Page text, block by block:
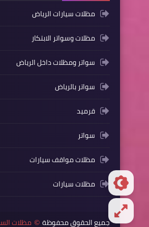
مظلات سيارات الرياض
مظلات وسواتر الابتكار
سواتر ومظلات داخل الرياض
سواتر بالرياض
قرميد
سواتر
مظلات مواقف سيارات
مظلات سيارات
جميع الحقوق محفوظة © مظلات